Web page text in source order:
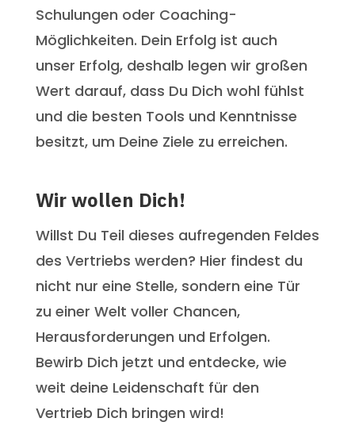
Schulungen oder Coaching-
Möglichkeiten. Dein Erfolg ist auch
unser Erfolg, deshalb legen wir großen
Wert darauf, dass Du Dich wohl fühlst
und die besten Tools und Kenntnisse
besitzt, um Deine Ziele zu erreichen.
Wir wollen Dich!
Willst Du Teil dieses aufregenden Feldes
des Vertriebs werden? Hier findest du
nicht nur eine Stelle, sondern eine Tür
zu einer Welt voller Chancen,
Herausforderungen und Erfolgen.
Bewirb Dich jetzt und entdecke, wie
weit deine Leidenschaft für den
Vertrieb Dich bringen wird!